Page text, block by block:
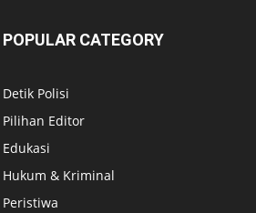
POPULAR CATEGORY
Detik Polisi
Pilihan Editor
Edukasi
Hukum & Kriminal
Peristiwa